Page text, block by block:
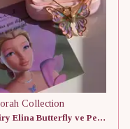
Collection
Fairy Elina Butterfly ve Pearl Kolye Set